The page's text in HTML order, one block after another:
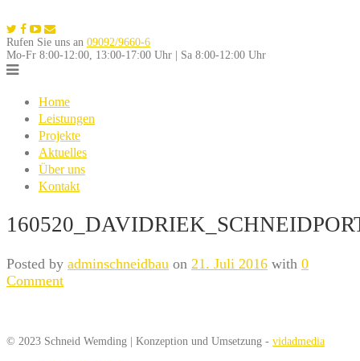
to
content
Rufen Sie uns an 09092/9660-6
Mo-Fr 8:00-12:00, 13:00-17:00 Uhr | Sa 8:00-12:00 Uhr
Home
Leistungen
Projekte
Aktuelles
Über uns
Kontakt
Posted by adminschneidbau on 21. Juli 2016 with 0
Comment
© 2023 Schneid Wemding | Konzeption und Umsetzung - vidadmedia